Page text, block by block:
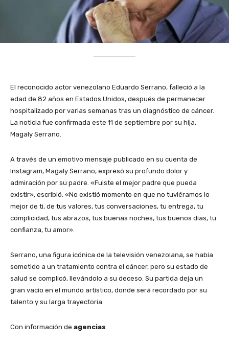
El reconocido actor venezolano Eduardo Serrano, falleció a la
edad de 82 años en Estados Unidos, después de permanecer
hospitalizado por varias semanas tras un diagnóstico de cáncer.
La noticia fue confirmada este 11 de septiembre por su hija,
Magaly Serrano.
​A través de un emotivo mensaje publicado en su cuenta de
Instagram, Magaly Serrano, expresó su profundo dolor y
admiración por su padre. «Fuiste el mejor padre que pueda
existir», escribió. «No existió momento en que no tuviéramos lo
mejor de ti, de tus valores, tus conversaciones, tu entrega, tu
complicidad, tus abrazos, tus buenas noches, tus buenos días, tu
confianza, tu amor».
​Serrano, una figura icónica de la televisión venezolana, se había
sometido a un tratamiento contra el cáncer, pero su estado de
salud se complicó, llevándolo a su deceso. Su partida deja un
gran vacío en el mundo artístico, donde será recordado por su
talento y su larga trayectoria.
Con información de agencias